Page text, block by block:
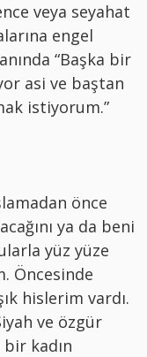
veya seyahat
engel
“Başka bir
asi ve baştan
istiyorum.”
önce
ya da beni
yüz yüze
Öncesinde
hislerim vardı.
ve özgür
kadın